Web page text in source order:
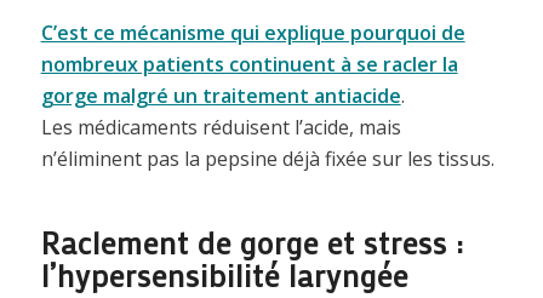
C’est ce mécanisme qui explique pourquoi de
nombreux patients continuent à se racler la
gorge malgré un traitement antiacide.
Les médicaments réduisent l’acide, mais
n’éliminent pas la pepsine déjà fixée sur les tissus.
Raclement de gorge et stress :
l’hypersensibilité laryngée